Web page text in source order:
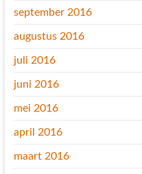
september 2016
augustus 2016
juli 2016
juni 2016
mei 2016
april 2016
maart 2016